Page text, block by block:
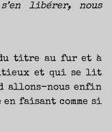
libérer, nous
du titre au fur et à
et qui se lit
allons-nous enfin
faisant comme si